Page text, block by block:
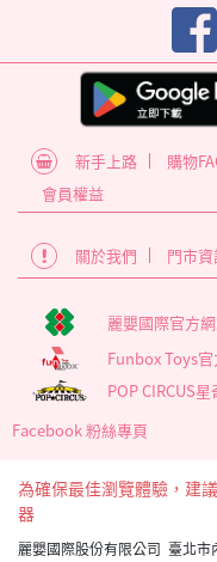
新手上路 購物
會員權益
關於我們 門市
麗嬰國際官方
Funbox Toys
POP CIRCUS
Facebook 粉絲專頁
為確保最佳瀏覽體驗，建
器
麗嬰國際股份有限公司 臺北